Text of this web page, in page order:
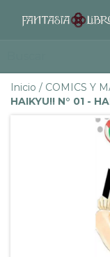
Inicio / COMICS Y
HAIKYU!! N° 01 -